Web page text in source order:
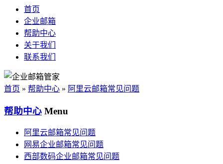
首页
企业邮箱
帮助中心
关于我们
联系我们
首页 » 帮助中心 » 阿里云邮箱常见问题
帮助中心 Menu
阿里云邮箱常见问题
网易企业邮箱常见问题
西部数码企业邮箱常见问题